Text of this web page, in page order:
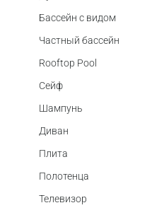
Бассейн с видом
Частный бассейн
Rooftop Pool
Сейф
Шампунь
Диван
Плита
Полотенца
Телевизор